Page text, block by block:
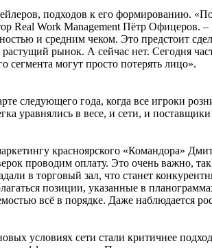
подходов к его формированию.
Real Work Management Пётр Офицеров.
и средним чеком. Это предстоит
рынок. А сейчас нет. Сегодня
сегмента могут просто потерять лицо».
следующего года, когда все игроки
в весе, и сети, и
красноярского «Командора»
проводим оплату. Это очень важно,
в торговый зал, что станет
позиции, указанные в
всё в порядке. Даже наблюдается
условиях сети стали критичнее